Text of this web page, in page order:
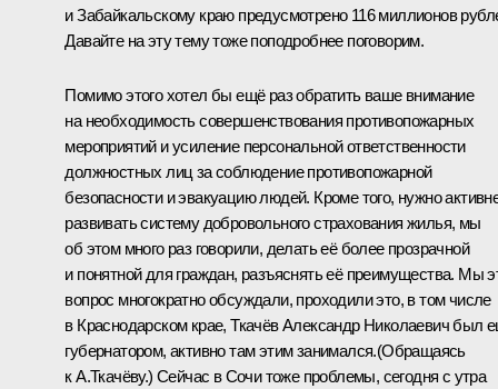
и Забайкальскому краю предусмотрено 116 миллионов
Давайте на эту тему тоже поподробнее поговорим.
Помимо этого хотел бы ещё раз обратить ваше внимание
на необходимость совершенствования противопожарных
мероприятий и усиление персональной ответственности
должностных лиц за соблюдение противопожарной
безопасности и эвакуацию людей. Кроме того, нужно
развивать систему добровольного страхования жилья, мы
об этом много раз говорили, делать её более прозрачной
и понятной для граждан, разъяснять её преимущества. Мы
вопрос многократно обсуждали, проходили это, в том числе
в Краснодарском крае, Ткачёв Александр Николаевич был
губернатором, активно там этим занимался.(Обращаясь
к А.Ткачёву.) Сейчас в Сочи тоже проблемы, сегодня с утра